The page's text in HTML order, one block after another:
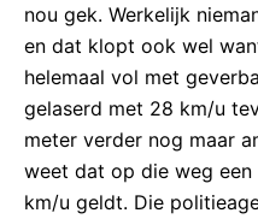
nou gek. Werkelijk
en dat klopt ook wel
helemaal vol met
gelaserd met 28 km/u
meter verder nog maar
weet dat op die weg een
km/u geldt. Die